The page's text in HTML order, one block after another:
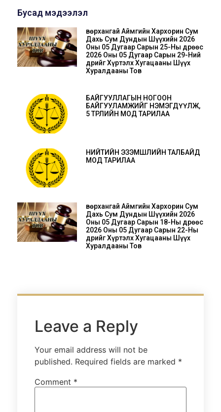
Бусад мэдээлэл
Өвөрхангай Аймгийн Хархорин Сум
Дахь Сум Дундын Шүүхийн 2026
Оны 05 Дугаар Сарын 25-Ны Өдрөөс
2026 Оны 05 Дугаар Сарын 29-Ний
Өдрийг Хүртэлх Хугацааны Шүүх
Хуралдааны Тов
БАЙГУУЛЛАГЫН НОГООН
БАЙГУУЛАМЖИЙГ НЭМЭГДҮҮЛЖ,
5 ТӨРЛИЙН МОД ТАРИЛАА
НИЙТИЙН ЭЗЭМШЛИЙН ТАЛБАЙД
МОД ТАРИЛАА
Өвөрхангай Аймгийн Хархорин Сум
Дахь Сум Дундын Шүүхийн 2026
Оны 05 Дугаар Сарын 18-Ны Өдрөөс
2026 Оны 05 Дугаар Сарын 22-Ны
Өдрийг Хүртэлх Хугацааны Шүүх
Хуралдааны Тов
Leave a Reply
Your email address will not be
published. Required fields are marked *
Comment *